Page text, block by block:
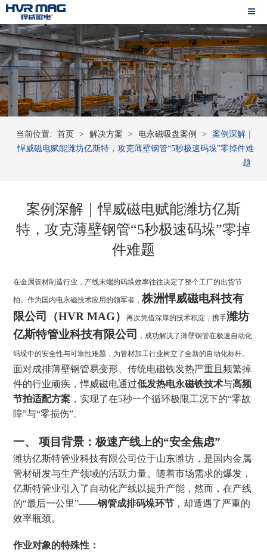
当前位置: 首页 > 解决方案 > 电永磁吸盘案例 >
案例深解｜
悍威磁电赋能潍坊亿斯特，攻克薄壁钢管“5秒极速码垛”零掉件难
题
案例深解｜悍威磁电赋能潍坊亿斯
特，攻克薄壁钢管“5秒极速码垛”零掉
件难题
在金属管材制造行业，产线末端的码垛效率往往决定了整个工厂的出货节
拍。作为国内电永磁技术应用的领军者，株洲悍威磁电科技有
限公司（HVR MAG）再次凭借深厚的技术积淀，携手潍坊
亿斯特管业科技有限公司
，成功解决了薄壁钢管在极速自动化
码垛中的安全性与可靠性难题，为管材加工行业树立了全新的自动化标杆。
面对成排薄壁钢管易变形、传统电磁铁发热严重且频繁掉
件的行业顽疾，悍威磁电通过低发热电永磁铁技术与高频
节拍适配方案 ，实现了在5秒一个循环极限工况下的“零故
障”与“零损伤”。
一、 项目背景：极速产线上的“安全焦虑”
潍坊亿斯特管业科技有限公司位于山东潍坊，是国内金属
管材研发与生产领域的活跃力量。随着市场需求的爆发，
亿斯特管业引入了自动化产线以提升产能，然而，在产线
的“最后一公里”——钢管成排码垛环节 ，却遭遇了严重的
效率瓶颈。
作业对象的特殊性：